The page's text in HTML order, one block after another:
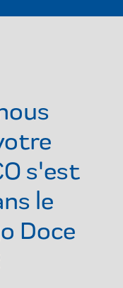
s'est
le
Doce